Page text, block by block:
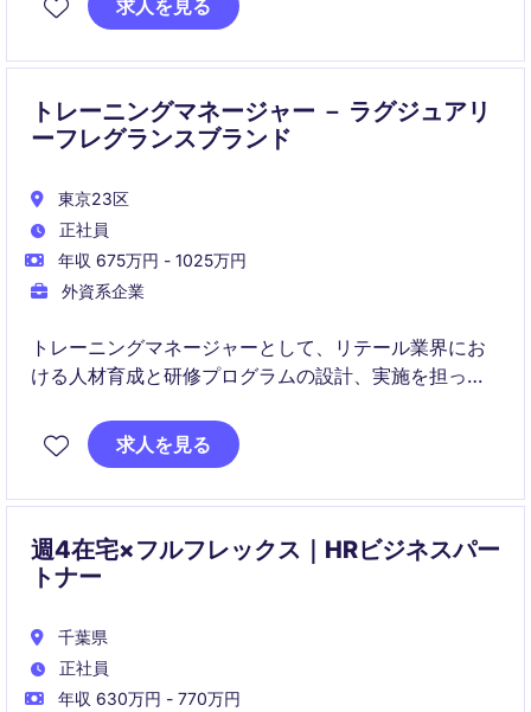
ダーと連携しながら従業員体験とエンゲージメント向
求人を見る
トレーニングマネージャー － ラグジュアリ
ーフレグランスブランド
東京23区
正社員
年収 675万円 - 1025万円
外資系企業
トレーニングマネージャーとして、リテール業界にお
ける人材育成と研修プログラムの設計、実施を担って
スキル向上と組織の成長に貢献していただきます。
求人を見る
週4在宅×フルフレックス｜HRビジネスパー
トナー
千葉県
正社員
年収 630万円 - 770万円